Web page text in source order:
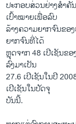
ປະກອບສ່ວນຢ່າງສຳຄັ
ເປົ້າໝາຍເພື່ອລົບ
ລ້າງຄວາມຍາກຈົນຂອ
ຍາກຈົນທີ່ໄດ້
ຫຼຸດຈາກ 48 ເປີເຊັນຂ
ລົງມາເປັນ
27.6 ເປີເຊັນໃນປີ
ເປີເຊັນໃນປັດຈຸ
ບັນນີ້.